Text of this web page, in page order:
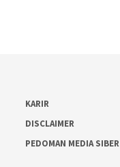
KARIR
DISCLAIMER
PEDOMAN MEDIA SIBER